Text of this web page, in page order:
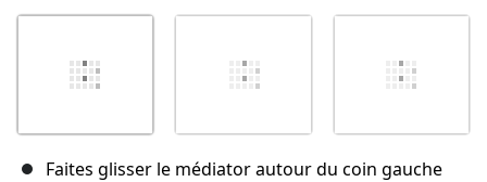
Faites glisser le médiator autour du coin gauche